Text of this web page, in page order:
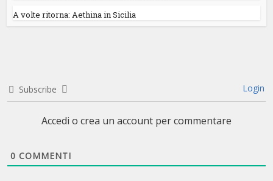
A volte ritorna: Aethina in Sicilia
Subscribe Login
Accedi o crea un account per commentare
0 COMMENTI